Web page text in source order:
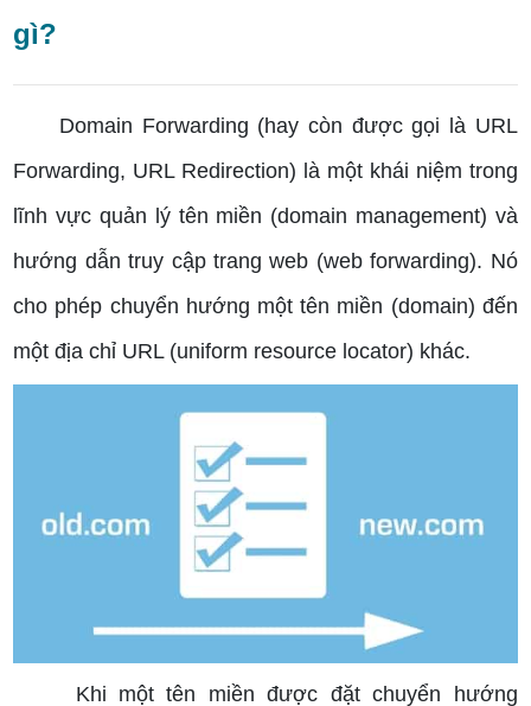
gì?
Domain Forwarding (hay còn được gọi là URL
Forwarding, URL Redirection) là một khái niệm trong
lĩnh vực quản lý tên miền (domain management) và
hướng dẫn truy cập trang web (web forwarding). Nó
cho phép chuyển hướng một tên miền (domain) đến
một địa chỉ URL (uniform resource locator) khác.
Khi một tên miền được đặt chuyển hướng